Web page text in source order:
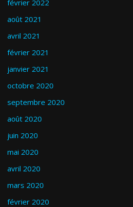
février 2022
août 2021
avril 2021
février 2021
janvier 2021
octobre 2020
septembre 2020
août 2020
juin 2020
mai 2020
avril 2020
mars 2020
février 2020